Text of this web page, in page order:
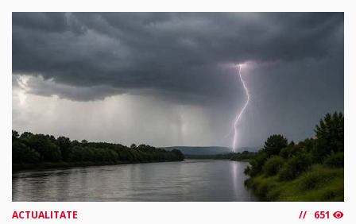
ACTUALITATE 651